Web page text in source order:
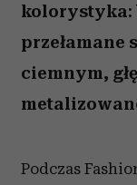
kolorystyka:
przełamane
ciemnym,
Podczas